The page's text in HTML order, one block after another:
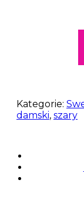
Kategorie:
damski, szary